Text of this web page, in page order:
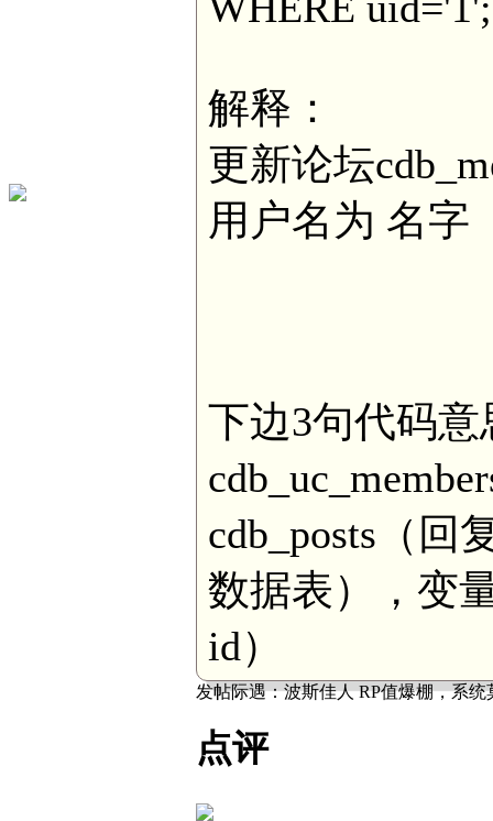
解释：
更新论坛
用户名为 名字
下边3句代码
cdb_posts（回
数据表），变
id）
发帖际遇：波斯佳人 RP值爆棚，系
点评